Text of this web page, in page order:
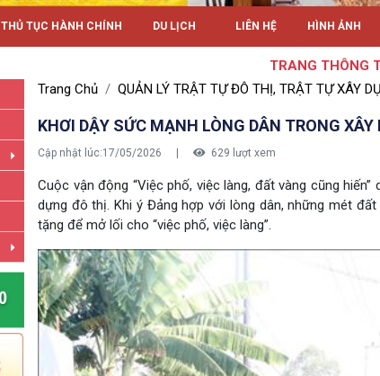
THỦ TỤC HÀNH CHÍNH DU LỊCH LIÊN HỆ HÌNH ẢNH
TRANG THÔNG TIN ĐIỆN
Trang Chủ QUẢN LÝ TRẬT TỰ ĐÔ THỊ, TRẬT TỰ XÂY
KHƠI DẬY SỨC MẠNH LÒNG DÂN TRONG
Cập nhật lúc:17/05/2026 629 lượt xem
Cuộc vận động “Việc phố, việc làng, đất vàng cũng
dựng đô thị. Khi ý Đảng hợp với lòng dân, những mét
tặng để mở lối cho “việc phố, việc làng”.